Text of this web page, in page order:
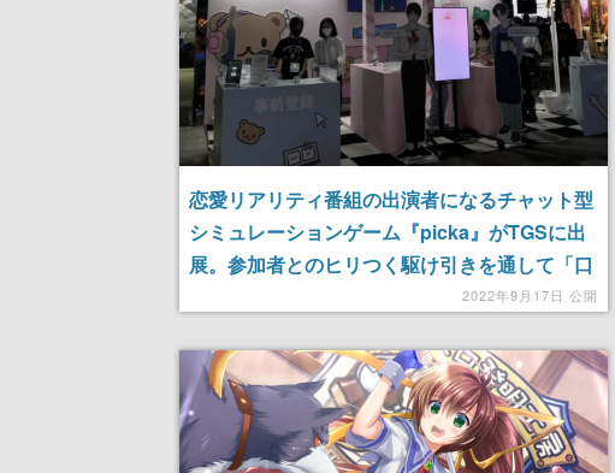
恋愛リアリティ番組の出演者になるチャット型
シミュレーションゲーム『picka』がTGSに出
展。参加者とのヒリつく駆け引きを通して「口
説きスキル」が測れる試遊レポート2022年9月17日 公開